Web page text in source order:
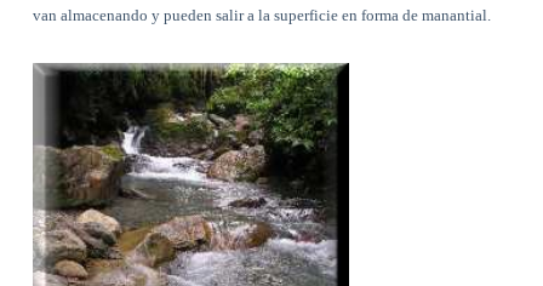
van almacenando y pueden salir a la superficie en forma de manantial.